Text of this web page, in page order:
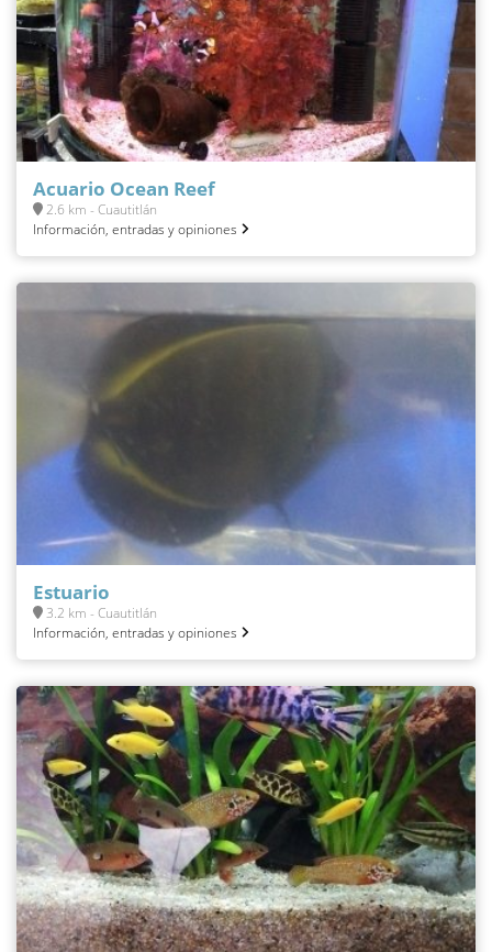
Acuario Ocean Reef
2.6 km - Cuautitlán
Información, entradas y opiniones
Estuario
3.2 km - Cuautitlán
Información, entradas y opiniones